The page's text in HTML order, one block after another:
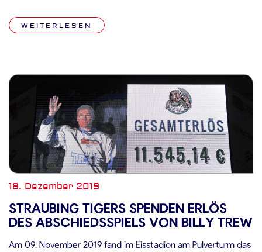
wurde das Kreiskinderhaus Straubing vom Landkreis
Straubing-Bogen als Regiebetrieb geführt. Zum 1. September
WEITERLESEN
18. Dezember 2019
STRAUBING TIGERS SPENDEN ERLÖS
DES ABSCHIEDSSPIELS VON BILLY TREW
Am 09. November 2019 fand im Eisstadion am Pulverturm das